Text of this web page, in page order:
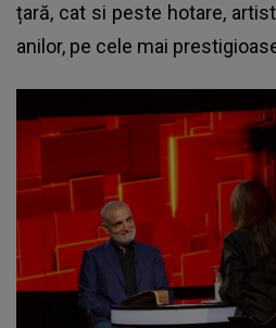
țară, cat si peste hotare,
anilor, pe cele mai